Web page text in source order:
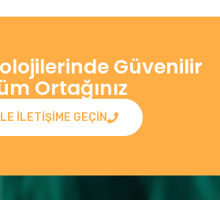
Güvenilir
Ortağınız
ILETIŞIME GEÇIN